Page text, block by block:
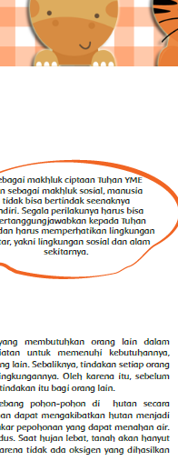
Kelas 4 Halaman 171
4 Halaman 169
4 Kelas 8 Semester 1
Halaman 8-9 Kelas 9
Kelas 9 Semester 1